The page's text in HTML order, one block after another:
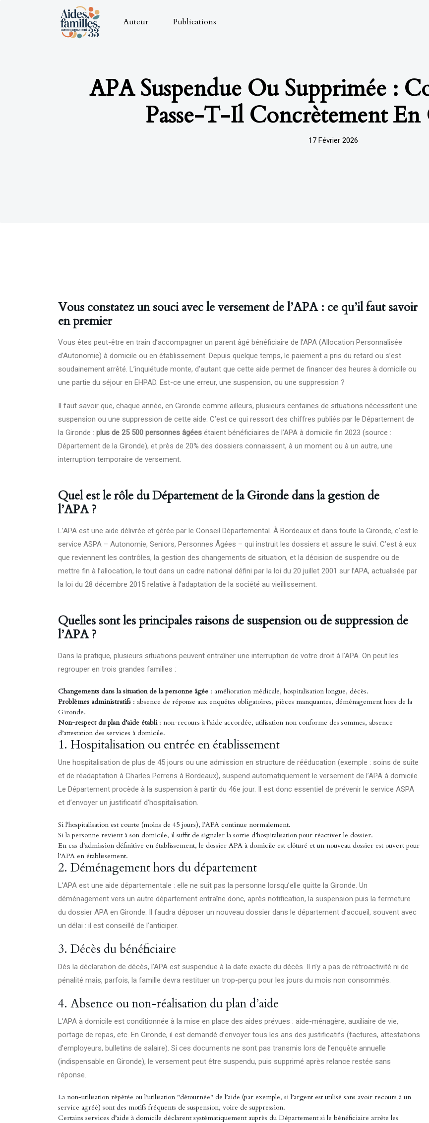
Auteur Publications
APA Suspendue Ou Supprimée :
Passe-T-Il Concrètement En
17 Février 2026
Vous constatez un souci avec le versement de l’APA : ce qu’il faut savoir
en premier
Vous êtes peut-être en train d’accompagner un parent âgé bénéficiaire de l’APA (Allocation Personnalisée
d’Autonomie) à domicile ou en établissement. Depuis quelque temps, le paiement a pris du retard ou s’est
soudainement arrêté. L’inquiétude monte, d’autant que cette aide permet de financer des heures à domicile ou
une partie du séjour en EHPAD. Est-ce une erreur, une suspension, ou une suppression ?
Il faut savoir que, chaque année, en Gironde comme ailleurs, plusieurs centaines de situations nécessitent une
suspension ou une suppression de cette aide. C’est ce qui ressort des chiffres publiés par le Département de
la Gironde : plus de 25 500 personnes âgées étaient bénéficiaires de l’APA à domicile fin 2023 (source :
Département de la Gironde), et près de 20% des dossiers connaissent, à un moment ou à un autre, une
interruption temporaire de versement.
Quel est le rôle du Département de la Gironde dans la gestion de
l’APA ?
L’APA est une aide délivrée et gérée par le Conseil Départemental. À Bordeaux et dans toute la Gironde, c’est le
service ASPA – Autonomie, Seniors, Personnes Âgées – qui instruit les dossiers et assure le suivi. C’est à eux
que reviennent les contrôles, la gestion des changements de situation, et la décision de suspendre ou de
mettre fin à l’allocation, le tout dans un cadre national défini par la loi du 20 juillet 2001 sur l’APA, actualisée par
la loi du 28 décembre 2015 relative à l’adaptation de la société au vieillissement.
Quelles sont les principales raisons de suspension ou de suppression de
l’APA ?
Dans la pratique, plusieurs situations peuvent entraîner une interruption de votre droit à l’APA. On peut les
regrouper en trois grandes familles :
Changements dans la situation de la personne âgée : amélioration médicale, hospitalisation longue, décès.
Problèmes administratifs : absence de réponse aux enquêtes obligatoires, pièces manquantes, déménagement hors de la
Gironde.
Non-respect du plan d’aide établi: non-recours à l’aide accordée, utilisation non conforme des sommes, absence
d’attestation des services à domicile.
1. Hospitalisation ou entrée en établissement
Une hospitalisation de plus de 45 jours ou une admission en structure de rééducation (exemple : soins de suite
et de réadaptation à Charles Perrens à Bordeaux), suspend automatiquement le versement de l’APA à domicile.
Le Département procède à la suspension à partir du 46e jour. Il est donc essentiel de prévenir le service ASPA
et d’envoyer un justificatif d’hospitalisation.
Si l'hospitalisation est courte (moins de 45 jours), l’APA continue normalement.
Si la personne revient à son domicile, il suffit de signaler la sortie d’hospitalisation pour réactiver le dossier.
En cas d'admission définitive en établissement, le dossier APA à domicile est clôturé et un nouveau dossier est ouvert pour
l’APA en établissement.
2. Déménagement hors du département
L’APA est une aide départementale : elle ne suit pas la personne lorsqu’elle quitte la Gironde. Un
déménagement vers un autre département entraîne donc, après notification, la suspension puis la fermeture
du dossier APA en Gironde. Il faudra déposer un nouveau dossier dans le département d’accueil, souvent avec
un délai : il est conseillé de l’anticiper.
3. Décès du bénéficiaire
Dès la déclaration de décès, l’APA est suspendue à la date exacte du décès. Il n’y a pas de rétroactivité ni de
pénalité mais, parfois, la famille devra restituer un trop-perçu pour les jours du mois non consommés.
4. Absence ou non-réalisation du plan d’aide
L’APA à domicile est conditionnée à la mise en place des aides prévues : aide-ménagère, auxiliaire de vie,
portage de repas, etc. En Gironde, il est demandé d’envoyer tous les ans des justificatifs (factures, attestations
d’employeurs, bulletins de salaire). Si ces documents ne sont pas transmis lors de l’enquête annuelle
(indispensable en Gironde), le versement peut être suspendu, puis supprimé après relance restée sans
réponse.
La non-utilisation répétée ou l’utilisation "détournée" de l’aide (par exemple, si l’argent est utilisé sans avoir recours à un
service agréé) sont des motifs fréquents de suspension, voire de suppression.
Certains services d’aide à domicile déclarent systématiquement auprès du Département si le bénéficiaire arrête les